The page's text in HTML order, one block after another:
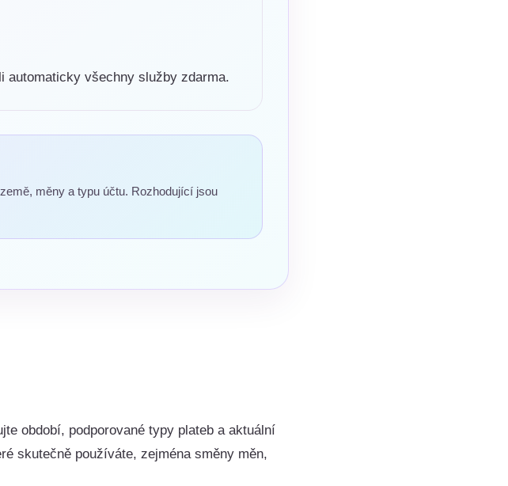
všechny služby zdarma.
měny a typu účtu. Rozhodující jsou
období, podporované typy plateb a aktuální
skutečně používáte, zejména směny měn,